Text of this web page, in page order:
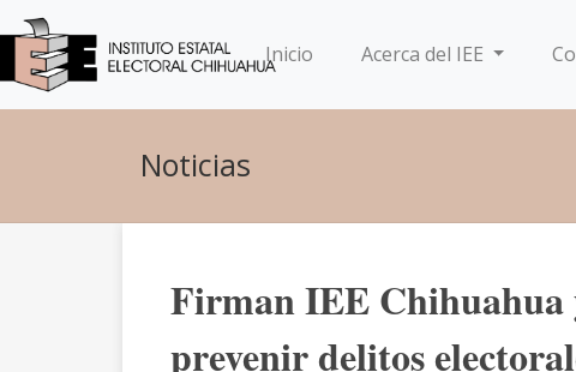
Inicio(current)Acerca del IEE
Noticias
Firman IEE Chihuahua
prevenir delitos